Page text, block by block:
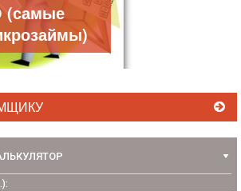
(самые